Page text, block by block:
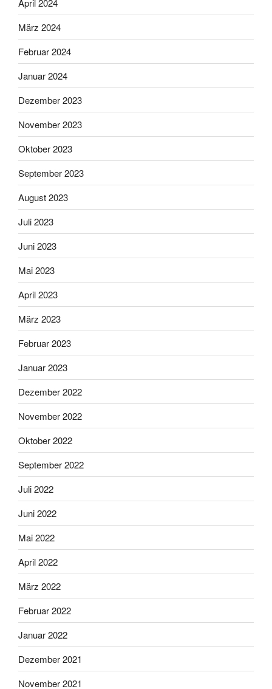
März 2024
Februar 2024
Januar 2024
Dezember 2023
November 2023
Oktober 2023
September 2023
August 2023
Juli 2023
Juni 2023
Mai 2023
April 2023
März 2023
Februar 2023
Januar 2023
Dezember 2022
November 2022
Oktober 2022
September 2022
Juli 2022
Juni 2022
Mai 2022
April 2022
März 2022
Februar 2022
Januar 2022
Dezember 2021
November 2021